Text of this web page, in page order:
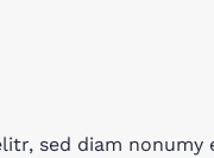
sed diam nonumy